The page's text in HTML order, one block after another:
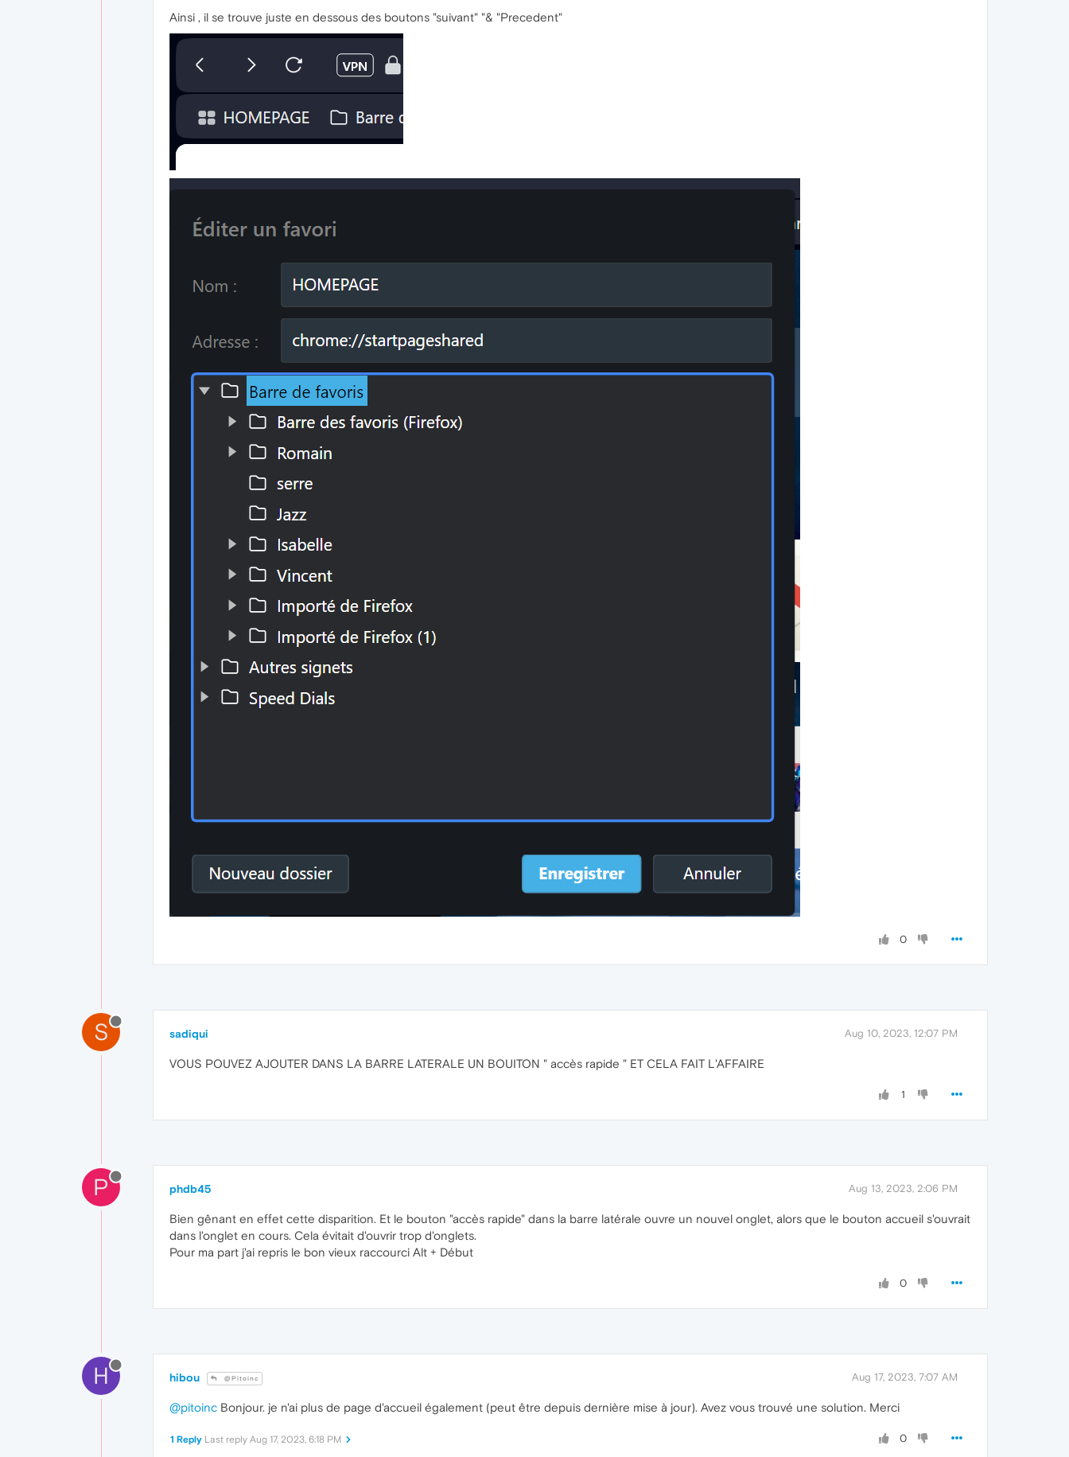
Ainsi , il se trouve juste en dessous des boutons "suivant" "& "Precedent"
0
S sadiqui Aug 10, 2023, 12:07 PM
VOUS POUVEZ AJOUTER DANS LA BARRE LATERALE UN BOUITON " accès rapide " ET CELA FAIT L'AFFAIRE
1
P phdb45 Aug 13, 2023, 2:06 PM
Bien gênant en effet cette disparition. Et le bouton "accès rapide" dans la barre latérale ouvre un nouvel onglet, alors que le bouton accueil s'ouvrait
dans l'onglet en cours. Cela évitait d'ouvrir trop d'onglets.
Pour ma part j'ai repris le bon vieux raccourci Alt + Début
0
H hibou @Pitoinc Aug 17, 2023, 7:07 AM
@pitoinc Bonjour. je n'ai plus de page d'accueil également (peut être depuis dernière mise à jour). Avez vous trouvé une solution. Merci
0
1 Reply Last reply Aug 17, 2023, 6:18 PM